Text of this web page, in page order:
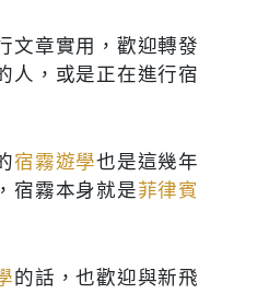
文章實用，歡迎轉發
人，或是正在進行宿
宿霧遊學也是這幾年
宿霧本身就是菲律賓
的話，也歡迎與新飛